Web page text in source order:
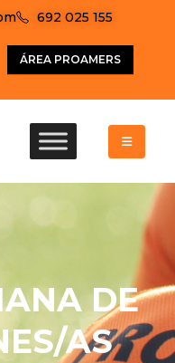
692 025 155
ÁREA PROAMERS
DE
AS